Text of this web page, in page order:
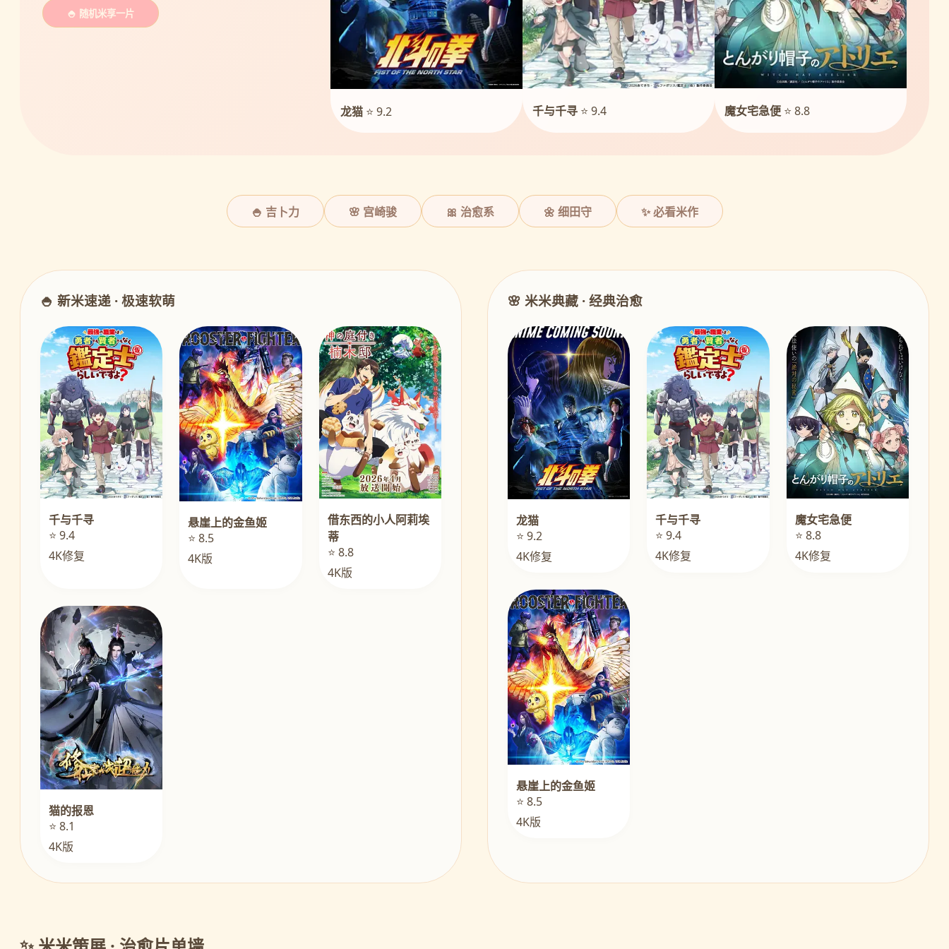
🍚 随机米享一片
龙猫 ⭐ 9.2 千与千寻 ⭐ 9.4 魔女宅急便 ⭐ 8.8
🍚 吉卜力 🌸 宫崎骏 🎀 治愈系 🌼 细田守 ✨ 必看米作
🍚 新米速递 · 极速软萌
千与千寻
⭐ 9.4
4K修复
悬崖上的金鱼姬
⭐ 8.5
4K版
借东西的小人阿莉埃
蒂
⭐ 8.8
4K版
猫的报恩
⭐ 8.1
4K版
🌸 米米典藏 · 经典治愈
龙猫
⭐ 9.2
4K修复
千与千寻
⭐ 9.4
4K修复
魔女宅急便
⭐ 8.8
4K修复
悬崖上的金鱼姬
⭐ 8.5
4K版